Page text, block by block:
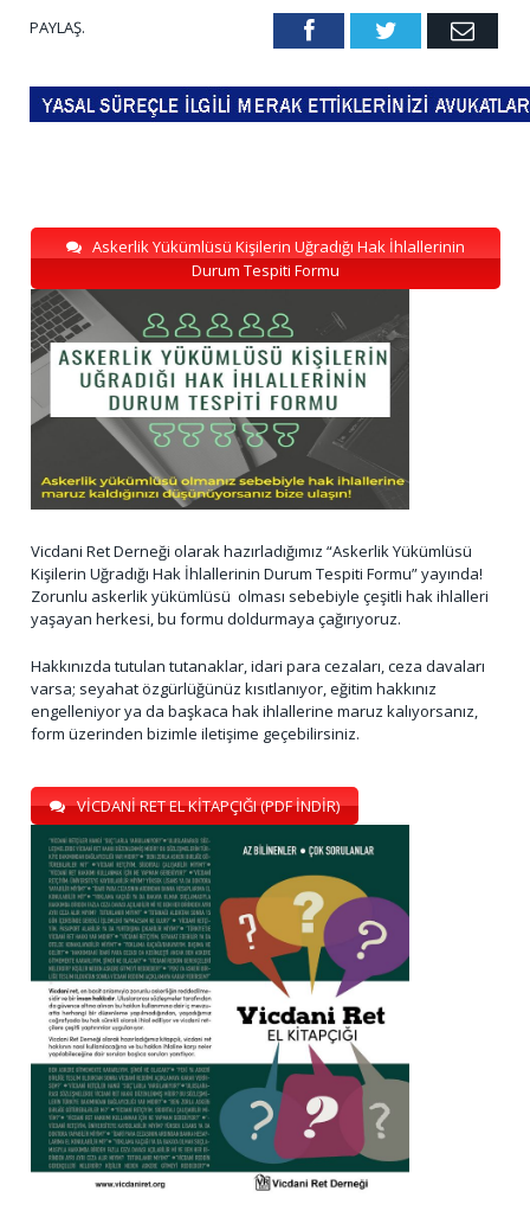
PAYLAŞ. FacebookTwitter Email
Askerlik Yükümlüsü Kişilerin Uğradığı Hak İhlallerinin
Durum Tespiti Formu
Vicdani Ret Derneği olarak hazırladığımız “Askerlik Yükümlüsü
Kişilerin Uğradığı Hak İhlallerinin Durum Tespiti Formu” yayında!
Zorunlu askerlik yükümlüsü olması sebebiyle çeşitli hak ihlalleri
yaşayan herkesi, bu formu doldurmaya çağırıyoruz.
Hakkınızda tutulan tutanaklar, idari para cezaları, ceza davaları
varsa; seyahat özgürlüğünüz kısıtlanıyor, eğitim hakkınız
engelleniyor ya da başkaca hak ihlallerine maruz kalıyorsanız,
form üzerinden bizimle iletişime geçebilirsiniz.
VİCDANİ RET EL KİTAPÇIĞI (PDF İNDİR)